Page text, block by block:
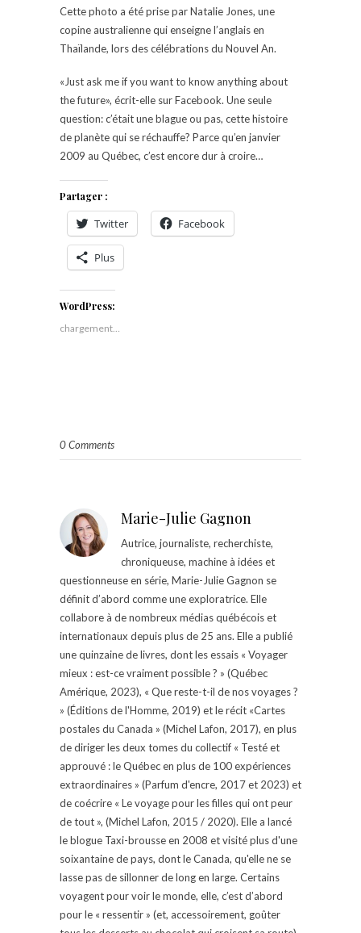
Cette photo a été prise par Natalie Jones, une
copine australienne qui enseigne l’anglais en
Thaïlande, lors des célébrations du Nouvel An.
«Just ask me if you want to know anything about
the future», écrit-elle sur Facebook. Une seule
question: c’était une blague ou pas, cette histoire
de planète qui se réchauffe? Parce qu’en janvier
2009 au Québec, c’est encore dur à croire…
Partager :
Twitter Facebook
Plus
WordPress:
chargement…
0 Comments
Marie-Julie Gagnon
Autrice, journaliste, recherchiste,
chroniqueuse, machine à idées et
questionneuse en série, Marie-Julie Gagnon se
définit d’abord comme une exploratrice. Elle
collabore à de nombreux médias québécois et
internationaux depuis plus de 25 ans. Elle a publié
une quinzaine de livres, dont les essais « Voyager
mieux : est-ce vraiment possible ? » (Québec
Amérique, 2023), « Que reste-t-il de nos voyages ?
» (Éditions de l'Homme, 2019) et le récit «Cartes
postales du Canada » (Michel Lafon, 2017), en plus
de diriger les deux tomes du collectif « Testé et
approuvé : le Québec en plus de 100 expériences
extraordinaires » (Parfum d'encre, 2017 et 2023) et
de coécrire « Le voyage pour les filles qui ont peur
de tout », (Michel Lafon, 2015 / 2020). Elle a lancé
le blogue Taxi-brousse en 2008 et visité plus d'une
soixantaine de pays, dont le Canada, qu'elle ne se
lasse pas de sillonner de long en large. Certains
voyagent pour voir le monde, elle, c’est d’abord
pour le « ressentir » (et, accessoirement, goûter